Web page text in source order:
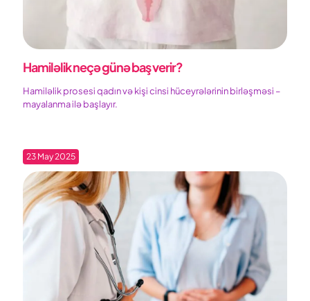
Hamiləlik neçə günə baş verir?
Hamiləlik prosesi qadın və kişi cinsi hüceyrələrinin birləşməsi –
mayalanma ilə başlayır.
23 May 2025